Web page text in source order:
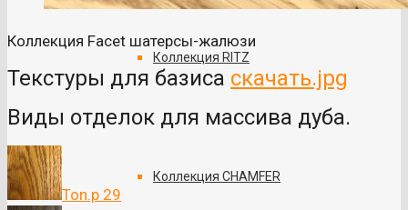
Коллекция RITZ
Коллекция CHAMFER
Коллекция Facet шатерсы-жалюзи
Текстуры для базиса скачать.jpg
Виды отделок для массива дуба.
Ton.p 29